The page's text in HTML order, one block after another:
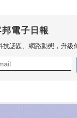
電子日報
技話題、網路動態，升級